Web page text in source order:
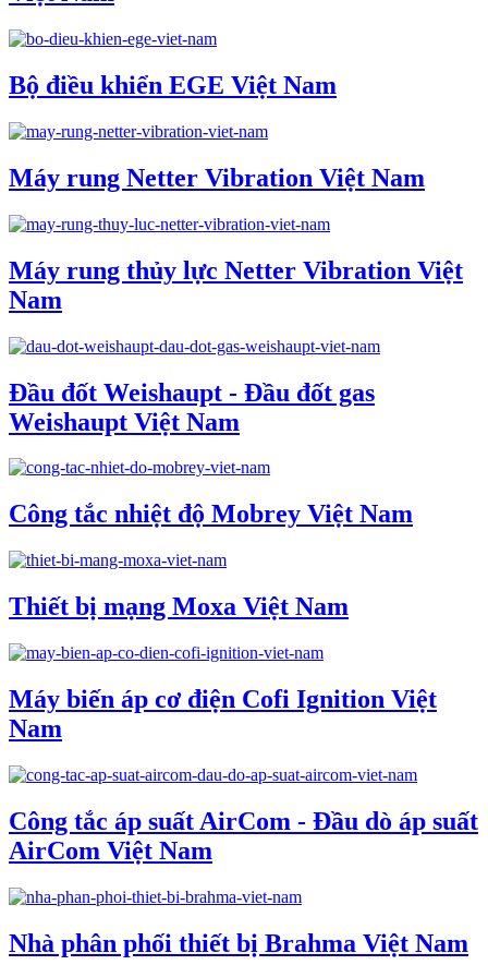
Bộ điều khiển EGE Việt Nam
Máy rung Netter Vibration Việt Nam
Máy rung thủy lực Netter Vibration Việt
Nam
Đầu đốt Weishaupt - Đầu đốt gas
Weishaupt Việt Nam
Công tắc nhiệt độ Mobrey Việt Nam
Thiết bị mạng Moxa Việt Nam
Máy biến áp cơ điện Cofi Ignition Việt
Nam
Công tắc áp suất AirCom - Đầu dò áp suất
AirCom Việt Nam
Nhà phân phối thiết bị Brahma Việt Nam